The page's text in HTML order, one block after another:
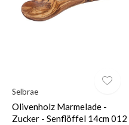
Selbrae
Olivenholz Marmelade -
Zucker - Senflöffel 14cm 012